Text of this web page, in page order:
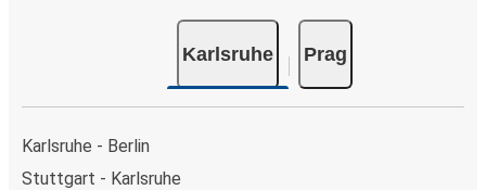
Karlsruhe Prag
Karlsruhe - Berlin
Stuttgart - Karlsruhe